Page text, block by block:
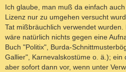
Ich glaube, man muß da einfach
Lizenz nur zu umgehen versucht
Tat mißbräuchlich verwendet
wäre natürlich nichts gegen eine
Buch "Politix", Burda-
Gallier", Karnevalskostüme o. ä.);
aber sofort dann vor, wenn unter